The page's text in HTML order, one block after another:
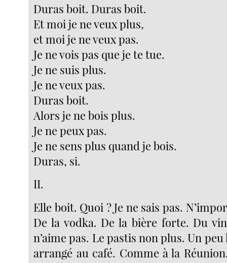
Duras boit. Duras boit.
Et moi je ne veux plus,
et moi je ne veux pas.
Je ne vois pas que je te tue.
Je ne suis plus.
Je ne veux pas.
Duras boit.
Alors je ne bois plus.
Je ne peux pas.
Je ne sens plus quand je bois.
Duras, si.
II.
Elle boit. Quoi ? Je ne sais pas.
De la vodka. De la bière forte. Du
n’aime pas. Le pastis non plus. Un
arrangé au café. Comme à la